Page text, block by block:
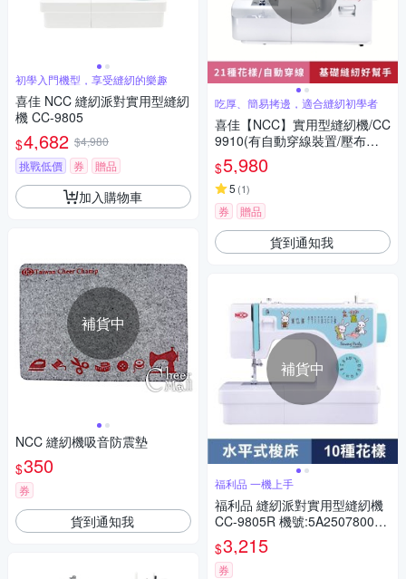
初學入門機型，享受縫紉的樂趣
喜佳 NCC 縫紉派對實用型縫紉
機 CC-9805
$4,682 $4,980
挑戰低價
券 贈品
加入購物車
補貨中
NCC 縫紉機吸音防震墊
$350
券
貨到通知我
吃厚、簡易拷邊，適合縫紉初學者
喜佳【NCC】實用型縫紉機/CC
9910(有自動穿線裝置/壓布腳
壓力調節鈕)
$5,980
5 (1)
券 贈品
貨到通知我
補貨中
福利品 一機上手
福利品 縫紉派對實用型縫紉機
CC-9805R 機號:5A250780011
58
$3,215
券